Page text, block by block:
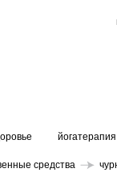
йогатерапия
средства